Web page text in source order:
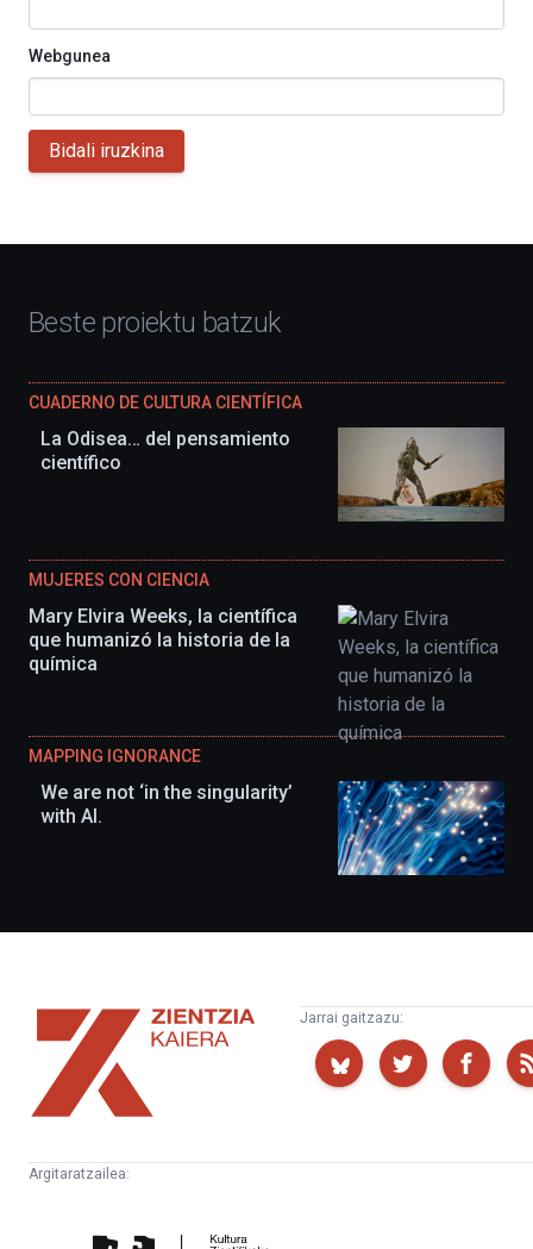
Webgunea
Bidali iruzkina
Beste proiektu batzuk
CUADERNO DE CULTURA CIENTÍFICA
La Odisea… del pensamiento
científico
MUJERES CON CIENCIA
Mary Elvira Weeks, la científica
que humanizó la historia de la
química
MAPPING IGNORANCE
We are not ‘in the singularity’
with AI.
Zientzia
Kaiera
Jarrai gaitzazu:
Argitaratzailea:
Zientifikoko